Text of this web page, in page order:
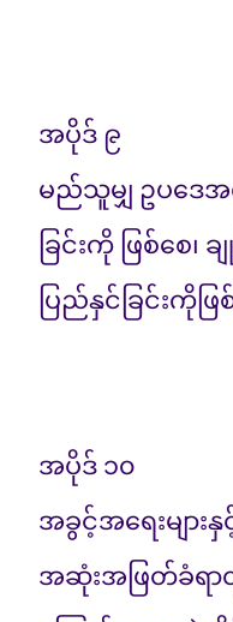
အပိုဒ် ၉
မည်သူမျှ ဥပဒေ
ခြင်းကို ဖြစ်စေ၊
ပြည်နှင်ခြင်းကိုဖ
အပိုဒ် ၁၀
အခွင့်အရေးများနှ
အဆုံးအဖြတ်ခံရာ